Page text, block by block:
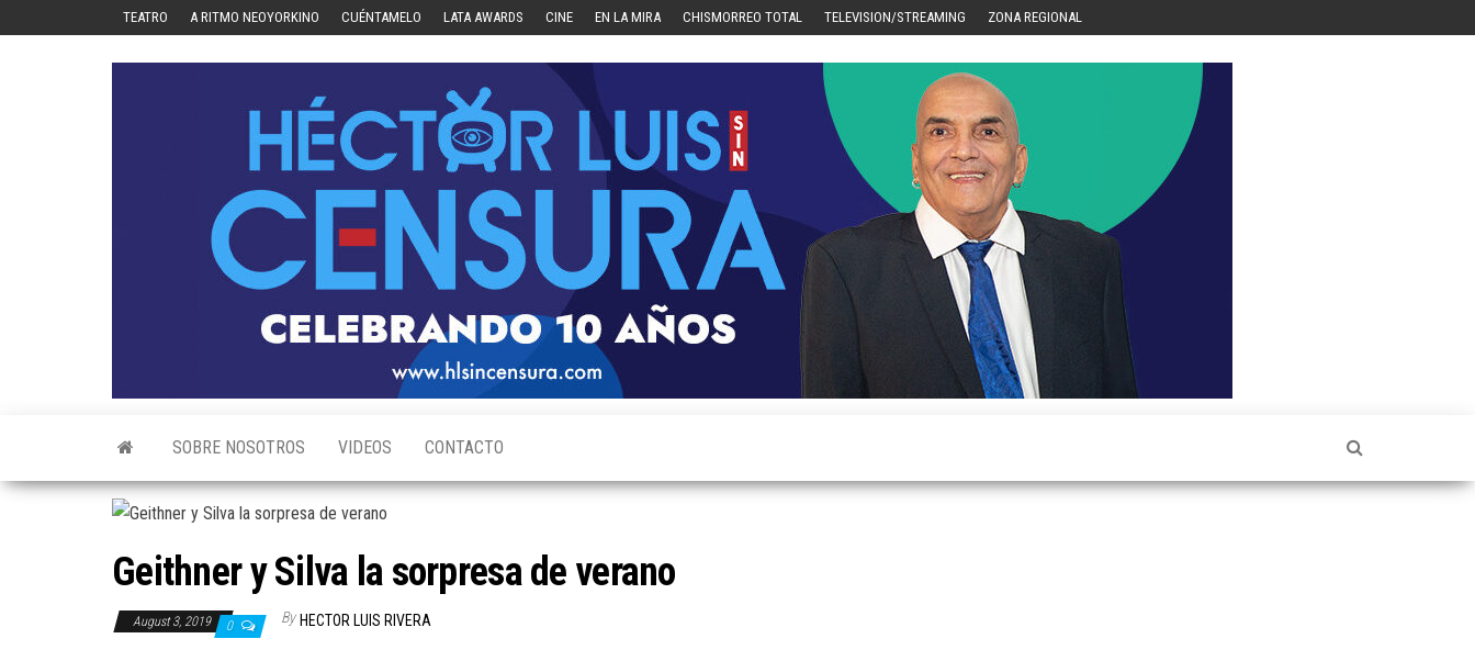
TEATRO A RITMO NEOYORKINO CUÉNTAMELO LATA AWARDS CINE EN LA MIRA CHISMORREO TOTAL TELEVISION/STREAMING ZONA REGIONAL
SOBRE NOSOTROS VIDEOS CONTACTO
Geithner y Silva la sorpresa de verano
August 3, 2019 0 By HECTOR LUIS RIVERA